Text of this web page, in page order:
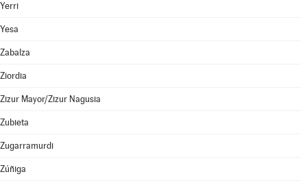
Yerri
Yesa
Zabalza
Ziordia
Zizur Mayor/Zizur Nagusia
Zubieta
Zugarramurdi
Zúñiga